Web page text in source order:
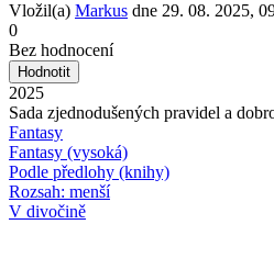
Vložil(a) Markus dne 29. 08. 2025,
0
Bez hodnocení
2025
Sada zjednodušených pravidel a
Fantasy
Fantasy (vysoká)
Podle předlohy (knihy)
Rozsah: menší
V divočině